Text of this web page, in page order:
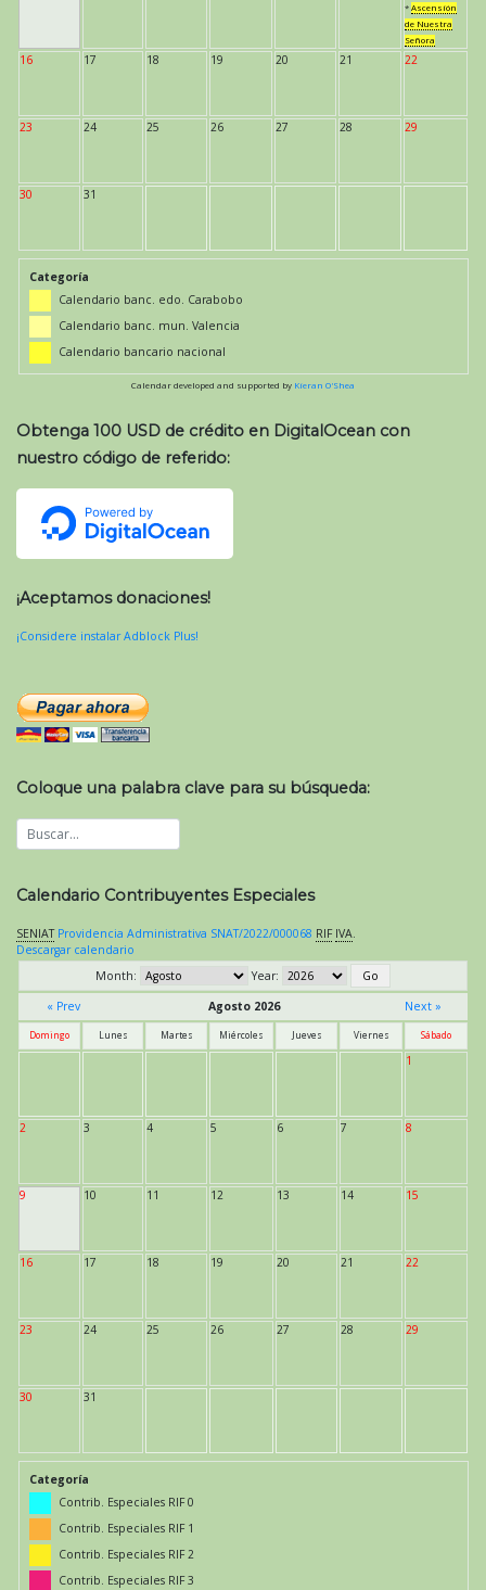
* Ascensión
de Nuestra
Señora
16 17 18 19 20 21 22
23 24 25 26 27 28 29
30 31
Categoría
Calendario banc. edo. Carabobo
Calendario banc. mun. Valencia
Calendario bancario nacional
Calendar developed and supported by Kieran O'Shea
Obtenga 100 USD de crédito en DigitalOcean con
nuestro código de referido:
¡Aceptamos donaciones!
¡Considere instalar Adblock Plus!
Coloque una palabra clave para su búsqueda:
Calendario Contribuyentes Especiales
SENIAT Providencia Administrativa SNAT/2022/000068 RIF IVA.
Descargar calendario
Month:
Year:
« Prev
Agosto 2026 Next »
Domingo Lunes Martes Miércoles Jueves Viernes Sábado
1
2 3 4 5 6 7 8
9 10 11 12 13 14 15
16 17 18 19 20 21 22
23 24 25 26 27 28 29
30 31
Categoría
Contrib. Especiales RIF 0
Contrib. Especiales RIF 1
Contrib. Especiales RIF 2
Contrib. Especiales RIF 3